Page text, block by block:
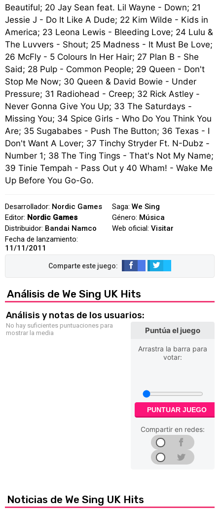
Beautiful; 20 Jay Sean feat. Lil Wayne - Down; 21
Jessie J - Do It Like A Dude; 22 Kim Wilde - Kids in
America; 23 Leona Lewis - Bleeding Love; 24 Lulu &
The Luvvers - Shout; 25 Madness - It Must Be Love;
26 McFly - 5 Colours In Her Hair; 27 Plan B - She
Said; 28 Pulp - Common People; 29 Queen - Don't
Stop Me Now; 30 Queen & David Bowie - Under
Pressure; 31 Radiohead - Creep; 32 Rick Astley -
Never Gonna Give You Up; 33 The Saturdays -
Missing You; 34 Spice Girls - Who Do You Think You
Are; 35 Sugababes - Push The Button; 36 Texas - I
Don't Want A Lover; 37 Tinchy Stryder Ft. N-Dubz -
Number 1; 38 The Ting Tings - That's Not My Name;
39 Tinie Tempah - Pass Out y 40 Wham! - Wake Me
Up Before You Go-Go.
Desarrollador: Nordic Games
Editor: Nordic Games
Distribuidor: Bandai Namco
Fecha de lanzamiento:
11/11/2011
Saga: We Sing
Género: Música
Web oficial: Visitar
Análisis de We Sing UK Hits
Análisis y notas de los usuarios:
No hay suficientes puntuaciones para
mostrar la media
Puntúa el juego
Arrastra la barra para
votar:
PUNTUAR JUEGO
Compartir en redes:
Noticias de We Sing UK Hits